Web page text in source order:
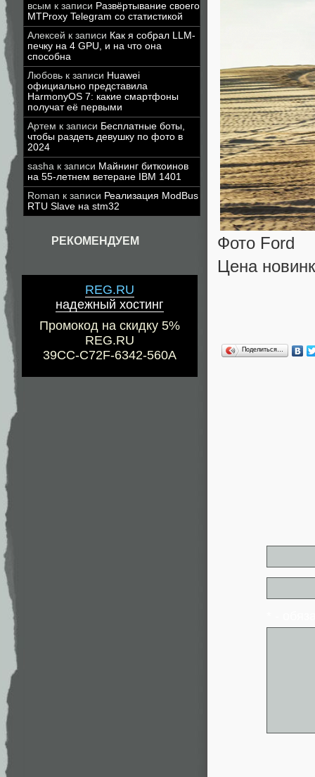
всым к записи Развёртывание своего
MTProxy Telegram со статистикой
Алексей к записи Как я собрал LLM-
печку на 4 GPU, и на что она
способна
Любовь к записи Huawei
официально представила
HarmonyOS 7: какие смартфоны
получат её первыми
Артем к записи Бесплатные боты,
чтобы раздеть девушку по фото в
2024
sasha к записи Майнинг биткоинов
на 55-летнем ветеране IBM 1401
Roman к записи Реализация ModBus
RTU Slave на stm32
РЕКОМЕНДУЕМ
REG.RU
надежный хостинг
Промокод на скидку 5%
REG.RU
39CC-C72F-6342-560A
Фото Ford
Цена
Поделиться…